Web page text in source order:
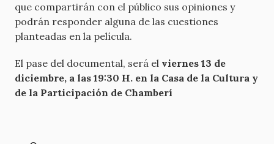
que compartirán con el público sus opiniones y
podrán responder alguna de las cuestiones
planteadas en la película.
El pase del documental, será el viernes 13 de
diciembre, a las 19:30 H. en la Casa de la Cultura y
de la Participación de Chamberí